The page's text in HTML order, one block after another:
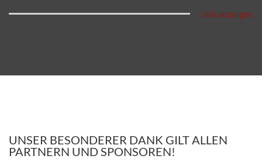
alle anzeigen
UNSER BESONDERER DANK GILT ALLEN
PARTNERN UND SPONSOREN!